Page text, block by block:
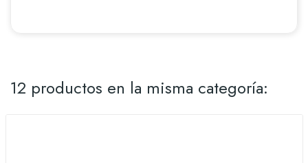
12 productos en la misma categoría: